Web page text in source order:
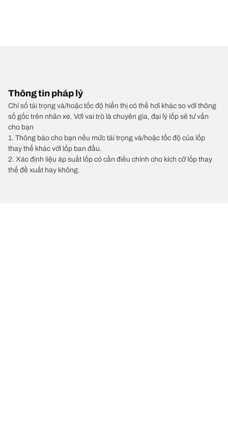
Thông tin pháp lý
Chỉ số tải trọng và/hoặc tốc độ hiển thị có thể hơi khác so với thông
số gốc trên nhãn xe. Với vai trò là chuyên gia, đại lý lốp sẽ tư vấn
cho bạn
1. Thông báo cho bạn nếu mức tải trọng và/hoặc tốc độ của lốp
thay thế khác với lốp ban đầu.
2. Xác định liệu áp suất lốp có cần điều chỉnh cho kích cỡ lốp thay
thế đề xuất hay không.